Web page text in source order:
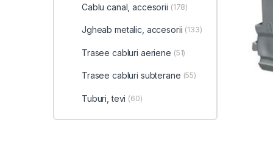
Cablu canal, accesorii (178)
Jgheab metalic, accesorii (133)
Trasee cabluri aeriene (51)
Trasee cabluri subterane (55)
Tuburi, tevi (60)